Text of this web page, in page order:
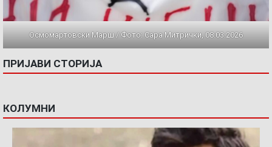
Осмомартовски Марш / Фото: Сара Митрички, 08.03.2026
ПРИЈАВИ СТОРИЈА
КОЛУМНИ